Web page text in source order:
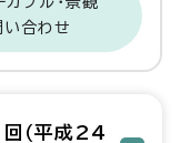
合わせ
（平成24